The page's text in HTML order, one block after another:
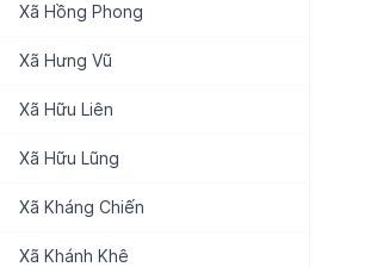
Xã Hồng Phong
Xã Hưng Vũ
Xã Hữu Liên
Xã Hữu Lũng
Xã Kháng Chiến
Xã Khánh Khê